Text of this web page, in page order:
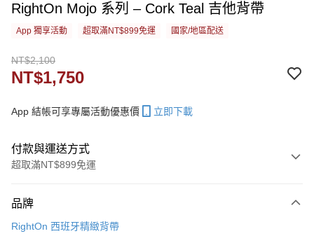
RightOn Mojo 系列 – Cork Teal 吉他背帶
App 獨享活動 超取滿NT$899免運 國家/地區配送
NT$2,100
NT$1,750
App 結帳可享專屬活動優惠價 立即下載
付款與運送方式
超取滿NT$899免運
信用卡一次付款
品牌
RightOn 西班牙精緻背帶